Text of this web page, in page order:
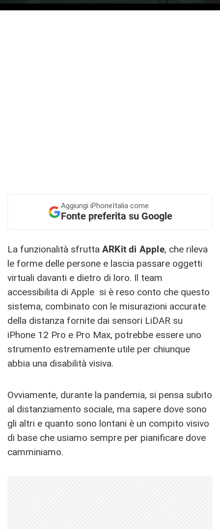
Aggiungi iPhoneItalia come
Fonte preferita su Google
La funzionalità sfrutta ARKit di Apple, che rileva
le forme delle persone e lascia passare oggetti
virtuali davanti e dietro di loro. Il team
accessibilita di Apple si è reso conto che questo
sistema, combinato con le misurazioni accurate
della distanza fornite dai sensori LiDAR su
iPhone 12 Pro e Pro Max, potrebbe essere uno
strumento estremamente utile per chiunque
abbia una disabilità visiva.
Ovviamente, durante la pandemia, si pensa subito
al distanziamento sociale, ma sapere dove sono
gli altri e quanto sono lontani è un compito visivo
di base che usiamo sempre per pianificare dove
camminiamo.